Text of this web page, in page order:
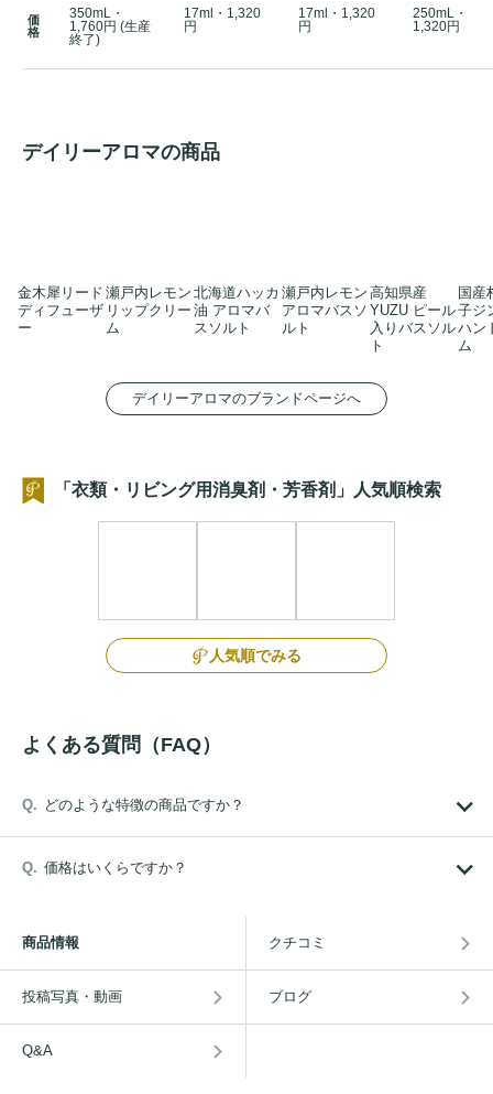
価
格
350mL・
1,760円 (生産
終了)
17ml・1,320
円
17ml・1,320
円
250mL・
1,320円
デイリーアロマの商品
金木犀リード
ディフューザ
ー
瀬戸内レモン
リップクリー
ム
北海道ハッカ
油 アロマバ
スソルト
瀬戸内レモン
アロマバスソ
ルト
高知県産
YUZU ピール
入りバスソル
ト
国産
子ジ
ハン
ム
デイリーアロマのブランドページへ
「衣類・リビング用消臭剤・芳香剤」人気順検索
人気順でみる
よくある質問（FAQ）
どのような特徴の商品ですか？
価格はいくらですか？
商品情報 クチコミ
投稿写真・動画 ブログ
Q&A